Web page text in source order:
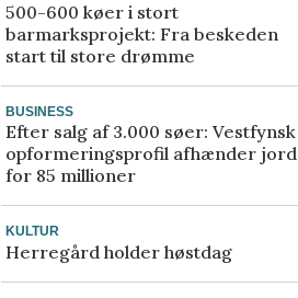
500-600 køer i stort
barmarksprojekt: Fra beskeden
start til store drømme
BUSINESS
Efter salg af 3.000 søer: Vestfynsk
opformeringsprofil afhænder jord
for 85 millioner
KULTUR
Herregård holder høstdag